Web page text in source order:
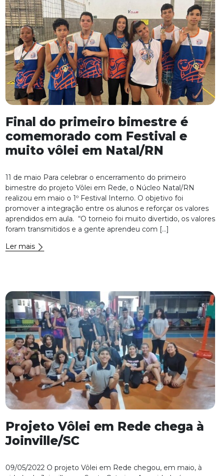
Final do primeiro bimestre é
comemorado com Festival e
muito vôlei em Natal/RN
11 de maio Para celebrar o encerramento do primeiro
bimestre do projeto Vôlei em Rede, o Núcleo Natal/RN
realizou em maio o 1º Festival Interno. O objetivo foi
promover a integração entre os alunos e reforçar os valores
aprendidos em aula. “O torneio foi muito divertido, os valores
foram transmitidos e a gente aprendeu com […]
Ler mais
Projeto Vôlei em Rede chega à
Joinville/SC
09/05/2022 O projeto Vôlei em Rede chegou, em maio, à